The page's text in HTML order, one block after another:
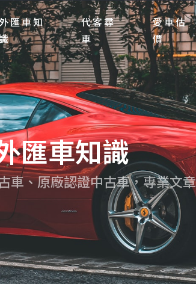
匯車知
識
代客尋
車
愛車估
價
匯車知識
車、原廠認證中古車，專業文